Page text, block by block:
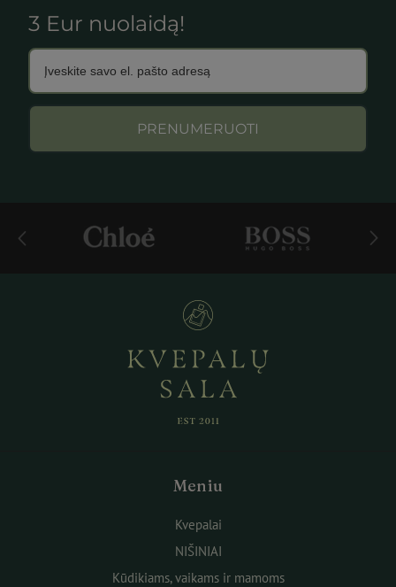
3 Eur nuolaidą!
PRENUMERUOTI
Meniu
Kvepalai
NIŠINIAI
Kūdikiams, vaikams ir mamoms